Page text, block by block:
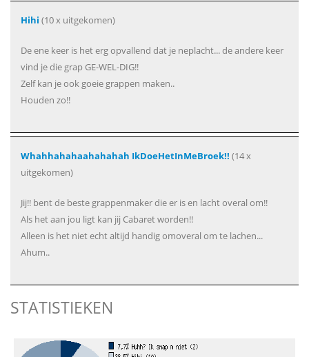
Hihi (10 x uitgekomen)
De ene keer is het erg opvallend dat je neplacht... de andere keer
vind je die grap GE-WEL-DIG!!
Zelf kan je ook goeie grappen maken..
Houden zo!!
Whahhahahaahahahah IkDoeHetInMeBroek!! (14 x
uitgekomen)
Jij!! bent de beste grappenmaker die er is en lacht overal om!!
Als het aan jou ligt kan jij Cabaret worden!!
Alleen is het niet echt altijd handig omoveral om te lachen...
Ahum..
STATISTIEKEN